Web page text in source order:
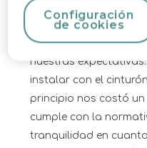
guardarla sin
caso, ya que la
cuando viene de
nuestras
instalar con el
principio nos costó
cumple con la
tranquilidad en
Configuración
de cookies